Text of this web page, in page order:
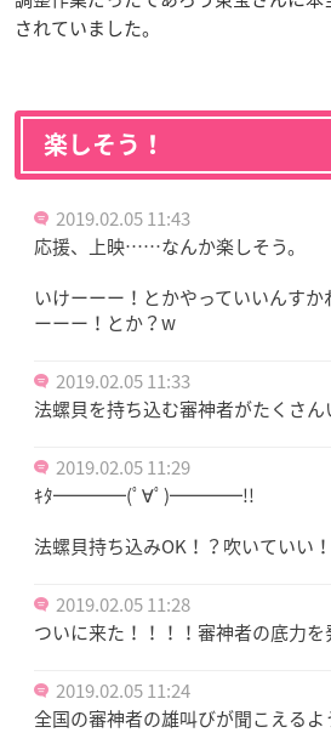
されていました。
楽しそう！
2019.02.05 11:43
応援、上映……なんか楽しそう。
いけーーー！とかやっていいんす
ーーー！とか？w
2019.02.05 11:33
法螺貝を持ち込む審神者がたくさ
2019.02.05 11:29
ｷﾀ━━━━(ﾟ∀ﾟ)━━━━!!
法螺貝持ち込みOK！？吹いていい
2019.02.05 11:28
ついに来た！！！！審神者の底力
2019.02.05 11:24
全国の審神者の雄叫びが聞こえる